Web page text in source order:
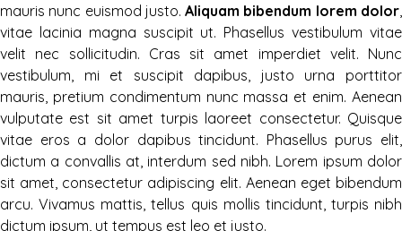
mauris nunc euismod justo.Aliquam bibendum lorem dolor
vitae lacinia magna suscipit ut. Phasellus vestibulum vitae
velit nec sollicitudin. Cras sit amet imperdiet velit. Nunc
vestibulum, mi et suscipit dapibus, justo urna porttitor
mauris, pretium condimentum nunc massa et enim. Aenean
vulputate est sit amet turpis laoreet consectetur. Quisque
vitae eros a dolor dapibus tincidunt. Phasellus purus elit,
dictum a convallis at, interdum sed nibh. Lorem ipsum dolor
sit amet, consectetur adipiscing elit. Aenean eget bibendum
arcu. Vivamus mattis, tellus quis mollis tincidunt, turpis nibh
dictum ipsum, ut tempus est leo et justo.